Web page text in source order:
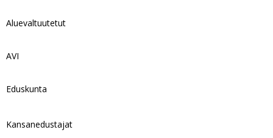
Aluevaltuutetut
AVI
Eduskunta
Kansanedustajat